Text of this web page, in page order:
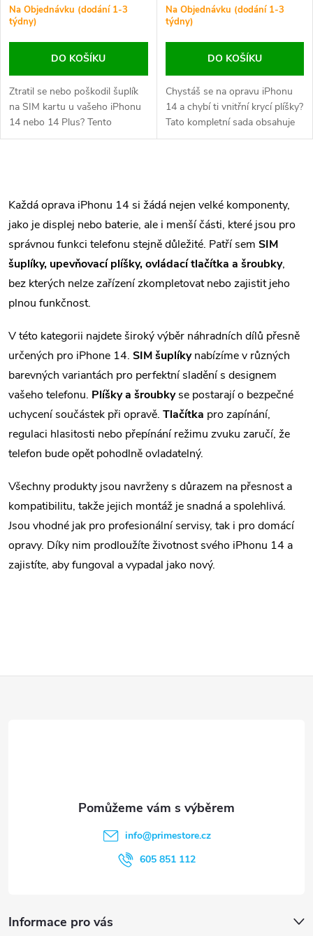
Na Objednávku (dodání 1-3
týdny)
DO KOŠÍKU
Ztratil se nebo poškodil šuplík
na SIM kartu u vašeho iPhonu
14 nebo 14 Plus? Tento
náhradní díl zajistí bezpečné
barevných variantách
odpovídajících...
Na Objednávku (dodání 1-3
týdny)
DO KOŠÍKU
Chystáš se na opravu iPhonu
14 a chybí ti vnitřní krycí plíšky?
Tato kompletní sada obsahuje
vnitřní kovové držáky a stínicí
sestavení zařízení.
v
l
á
d
c
í
p
r
v
k
y
v
ý
u
Každá oprava iPhonu 14 si žádá nejen velké komponenty,
jako je displej nebo baterie, ale i menší části, které jsou pro
správnou funkci telefonu stejně důležité. Patří sem SIM
šuplíky, upevňovací plíšky, ovládací tlačítka a šroubky,
bez kterých nelze zařízení zkompletovat nebo zajistit jeho
plnou funkčnost.
V této kategorii najdete široký výběr náhradních dílů přesně
určených pro iPhone 14. SIM šuplíkynabízíme v různých
barevných variantách pro perfektní sladění s designem
vašeho telefonu. Plíšky a šroubkyse postarají o bezpečné
uchycení součástek při opravě. Tlačítka pro zapínání,
regulaci hlasitosti nebo přepínání režimu zvuku zaručí, že
telefon bude opět pohodlně ovladatelný.
Všechny produkty jsou navrženy s důrazem na přesnost a
kompatibilitu, takže jejich montáž je snadná a spolehlivá.
Jsou vhodné jak pro profesionální servisy, tak i pro domácí
opravy. Díky nim prodloužíte životnost svého iPhonu 14 a
zajistíte, aby fungoval a vypadal jako nový.
Informace pro vás
info@primestore.cz
605 851 112